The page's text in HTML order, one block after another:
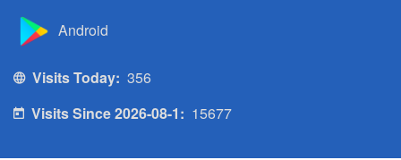
Android
Visits Today: 356
Visits Since 2026-08-1: 15677